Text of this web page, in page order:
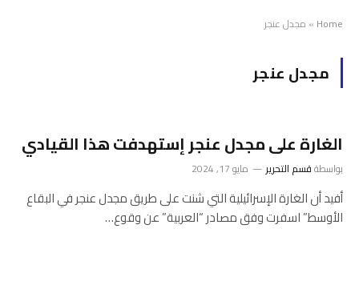
Home
» مجدل عنجر
مجدل عنجر
الغارة على مجدل عنجر إستهدفت هذا القيادي
بواسطةقسم التحرير مايو 17, 2024
أفيد أن الغارة الإسرائيلية التي شنت على طريق مجدل عنجر في البقاع
الأوسط” اسفرت وفق مصادر “العربية” عن وقوع…